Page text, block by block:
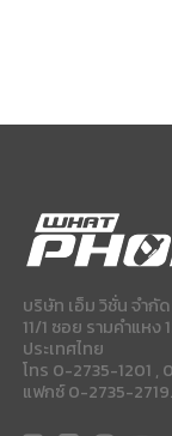
บริษัท เอ็ม วิชั่น จำกั
11/1 ซอย รามคำแหง
ประเทศไทย
โทร 0-2735-1201 ,
แฟกซ์ 0-2735-2719.